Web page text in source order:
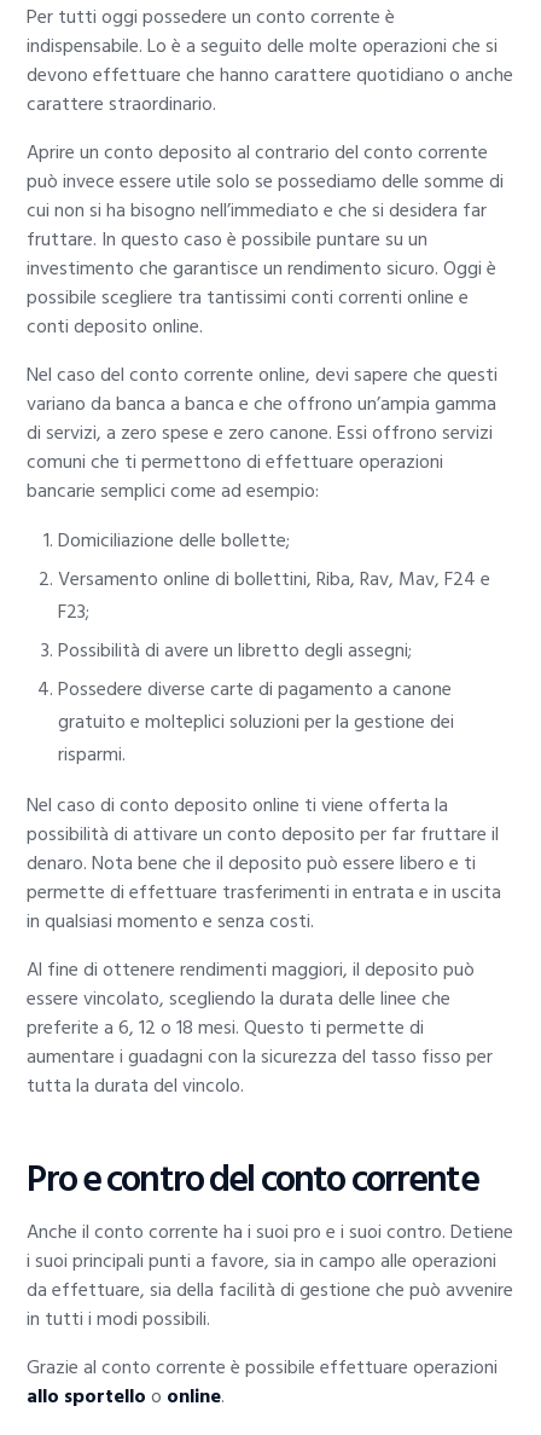
Per tutti oggi possedere un conto corrente è
indispensabile. Lo è a seguito delle molte operazioni che si
devono effettuare che hanno carattere quotidiano o anche
carattere straordinario.
Aprire un conto deposito al contrario del conto corrente
può invece essere utile solo se possediamo delle somme di
cui non si ha bisogno nell’immediato e che si desidera far
fruttare. In questo caso è possibile puntare su un
investimento che garantisce un rendimento sicuro. Oggi è
possibile scegliere tra tantissimi conti correnti online e
conti deposito online.
Nel caso del conto corrente online, devi sapere che questi
variano da banca a banca e che offrono un’ampia gamma
di servizi, a zero spese e zero canone. Essi offrono servizi
comuni che ti permettono di effettuare operazioni
bancarie semplici come ad esempio:
Domiciliazione delle bollette;
Versamento online di bollettini, Riba, Rav, Mav, F24 e
F23;
Possibilità di avere un libretto degli assegni;
Possedere diverse carte di pagamento a canone
gratuito e molteplici soluzioni per la gestione dei
risparmi.
Nel caso di conto deposito online ti viene offerta la
possibilità di attivare un conto deposito per far fruttare il
denaro. Nota bene che il deposito può essere libero e ti
permette di effettuare trasferimenti in entrata e in uscita
in qualsiasi momento e senza costi.
Al fine di ottenere rendimenti maggiori, il deposito può
essere vincolato, scegliendo la durata delle linee che
preferite a 6, 12 o 18 mesi. Questo ti permette di
aumentare i guadagni con la sicurezza del tasso fisso per
tutta la durata del vincolo.
Pro e contro del conto corrente
Anche il conto corrente ha i suoi pro e i suoi contro. Detiene
i suoi principali punti a favore, sia in campo alle operazioni
da effettuare, sia della facilità di gestione che può avvenire
in tutti i modi possibili.
Grazie al conto corrente è possibile effettuare operazioni
allo sportelloo online.